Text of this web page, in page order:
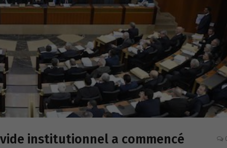
institutionnel a commencé